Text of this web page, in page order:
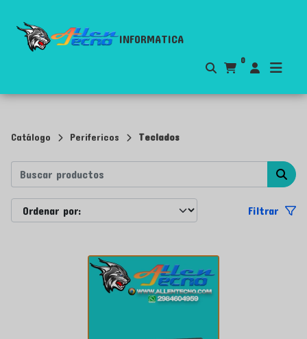
INFORMATICA
0
Catálogo Perifericos Teclados
Filtrar